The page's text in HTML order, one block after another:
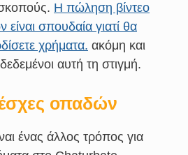
Η πώληση βίντεο
σπουδαία γιατί θα
χρήματα. ακόμη και
αυτή τη στιγμή.
οπαδών
ένας άλλος τρόπος για